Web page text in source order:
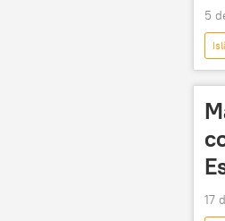
5
17